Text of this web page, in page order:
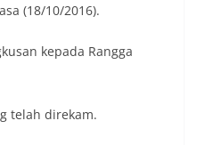
(18/10/2016).
kepada Rangga
telah direkam.